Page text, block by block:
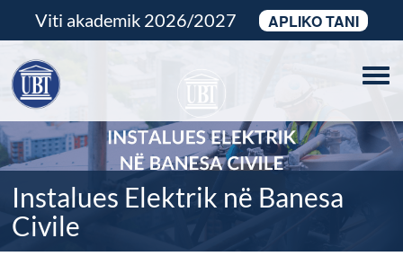
Viti akademik 2026/2027 APLIKO TANI
Instalues Elektrik në Banesa
Civile